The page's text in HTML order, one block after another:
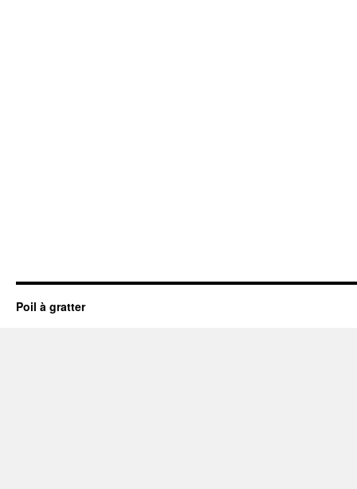
Poil à gratter